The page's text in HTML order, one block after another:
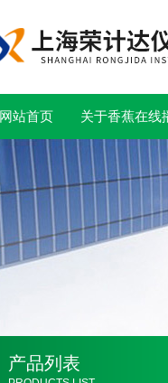
网站首页 关于香蕉在线
产品列表